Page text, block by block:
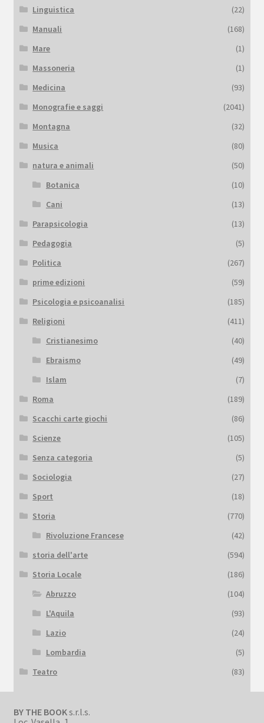
Linguistica
(22)
Manuali
(168)
Mare
(1)
Massoneria
(1)
Medicina
(93)
Monografie e saggi
(2041)
Montagna
(32)
Musica
(80)
natura e animali
(50)
Botanica
(10)
Cani
(13)
Parapsicologia
(13)
Pedagogia
(5)
Politica
(267)
prime edizioni
(59)
Psicologia e psicoanalisi
(185)
Religioni
(411)
Cristianesimo
(40)
Ebraismo
(49)
Islam
(7)
Roma
(189)
Scacchi carte giochi
(86)
Scienze
(105)
Senza categoria
(5)
Sociologia
(27)
Sport
(18)
Storia
(770)
Rivoluzione Francese
(42)
storia dell'arte
(594)
Storia Locale
(186)
Abruzzo
(104)
L'Aquila
(93)
Lazio
(24)
Lombardia
(5)
Teatro
(83)
BY THE BOOKs.r.l.s.